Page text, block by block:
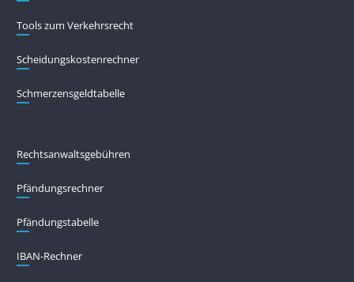
Tools zum Verkehrsrecht
Scheidungskostenrechner
Schmerzensgeldtabelle
Rechtsanwaltsgebühren
Pfändungs­rechner
Pfändungs­tabelle
IBAN-Rechner